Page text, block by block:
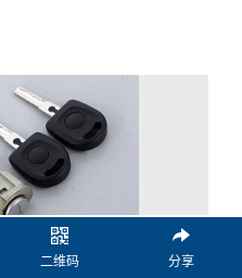
二维码 分享